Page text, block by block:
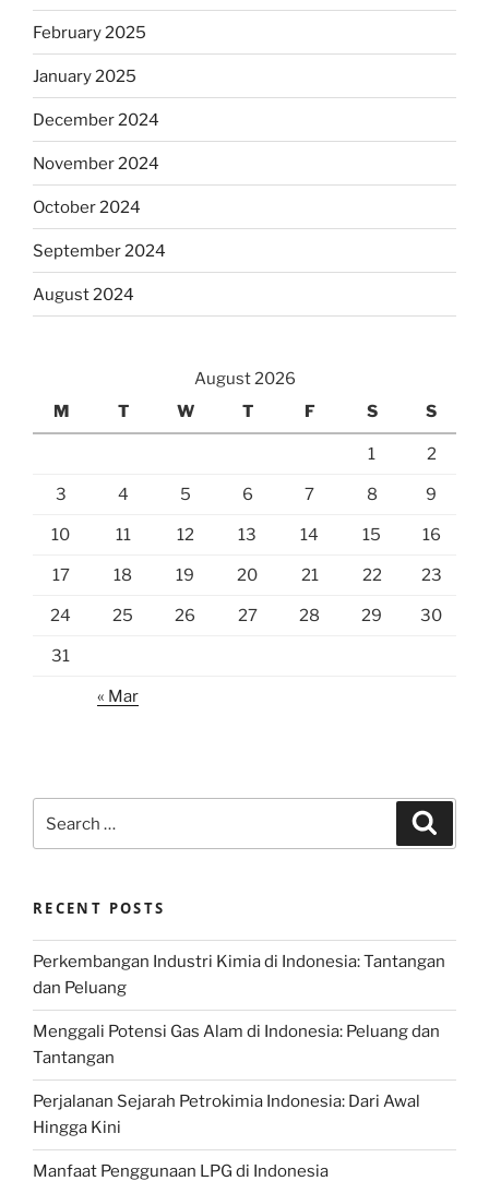
February 2025
January 2025
December 2024
November 2024
October 2024
September 2024
August 2024
August 2026
M
T W T F S S
1 2
3 4 5 6 7 8 9
10 11 12 13 14 15 16
17 18 19 20 21 22 23
24 25 26 27 28 29 30
31
« Mar
for:
RECENT POSTS
Perkembangan Industri Kimia di Indonesia: Tantangan
dan Peluang
Menggali Potensi Gas Alam di Indonesia: Peluang dan
Tantangan
Perjalanan Sejarah Petrokimia Indonesia: Dari Awal
Hingga Kini
Manfaat Penggunaan LPG di Indonesia